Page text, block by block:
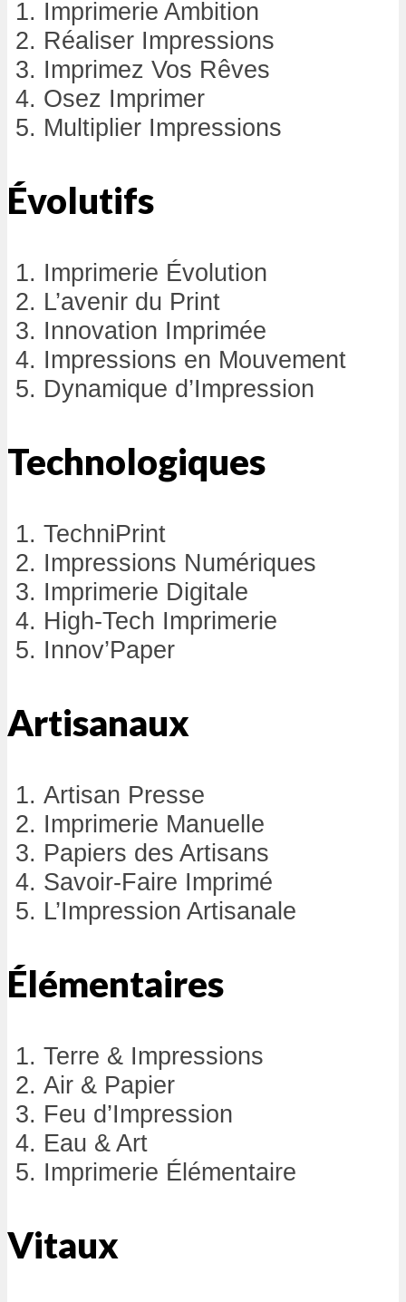
Imprimerie Ambition
Réaliser Impressions
Imprimez Vos Rêves
Osez Imprimer
Multiplier Impressions
Évolutifs
Imprimerie Évolution
L’avenir du Print
Innovation Imprimée
Impressions en Mouvement
Dynamique d’Impression
Technologiques
TechniPrint
Impressions Numériques
Imprimerie Digitale
High-Tech Imprimerie
Innov’Paper
Artisanaux
Artisan Presse
Imprimerie Manuelle
Papiers des Artisans
Savoir-Faire Imprimé
L’Impression Artisanale
Élémentaires
Terre & Impressions
Air & Papier
Feu d’Impression
Eau & Art
Imprimerie Élémentaire
Vitaux